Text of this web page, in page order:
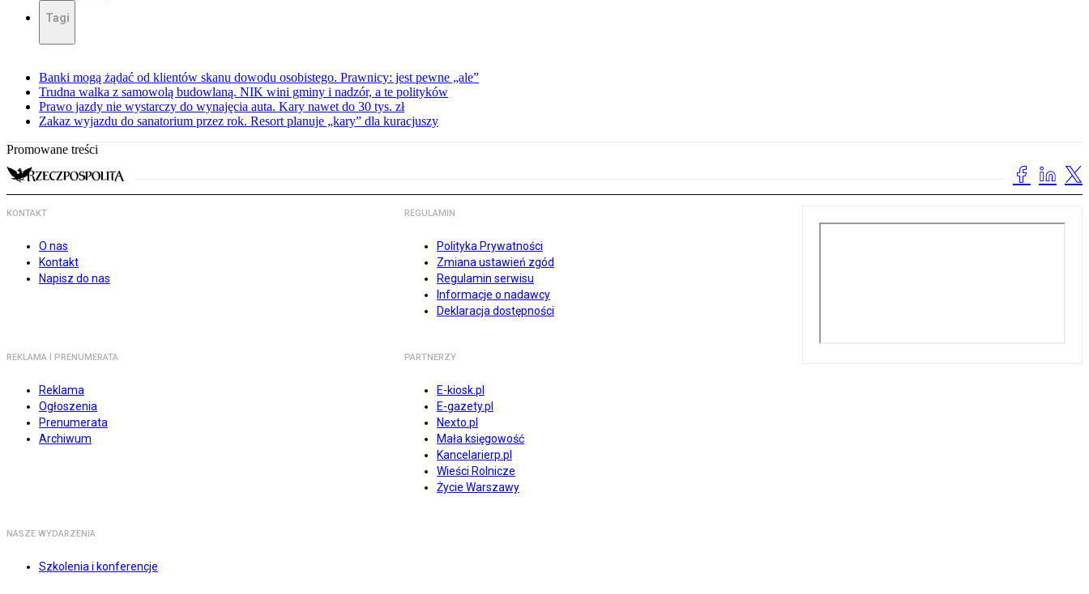
Tagi
Banki mogą żądać od klientów skanu dowodu osobistego. Prawnicy: jest pewne „ale”
Trudna walka z samowolą budowlaną. NIK wini gminy i nadzór, a te polityków
Prawo jazdy nie wystarczy do wynajęcia auta. Kary nawet do 30 tys. zł
Zakaz wyjazdu do sanatorium przez rok. Resort planuje „kary” dla kuracjuszy
Promowane treści
KONTAKT
O nas
Kontakt
Napisz do nas
REGULAMIN
Polityka Prywatności
Zmiana ustawień zgód
Regulamin serwisu
Informacje o nadawcy
Deklaracja dostępności
REKLAMA I PRENUMERATA
Reklama
Ogłoszenia
Prenumerata
Archiwum
PARTNERZY
E-kiosk.pl
E-gazety.pl
Nexto.pl
Mała księgowość
Kancelarierp.pl
Wieści Rolnicze
Życie Warszawy
NASZE WYDARZENIA
Szkolenia i konferencje